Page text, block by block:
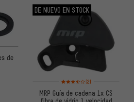
4 de 5 basada en 2 reseñas
de
DE NUEVO EN STOCK
Valoración media: 3,5 de 5
(2)
MRP Guía de cadena 1x CS